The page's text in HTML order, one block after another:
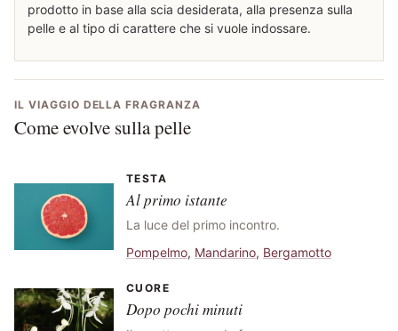
prodotto in base alla scia desiderata, alla presenza sulla
pelle e al tipo di carattere che si vuole indossare.
IL VIAGGIO DELLA FRAGRANZA
Come evolve sulla pelle
TESTA
Al primo istante
La luce del primo incontro.
Pompelmo, Mandarino, Bergamotto
CUORE
Dopo pochi minuti